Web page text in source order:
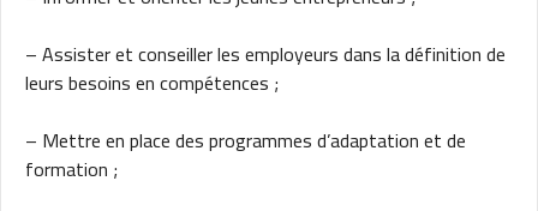
– Assister et conseiller les employeurs dans la définition de
leurs besoins en compétences ;
– Mettre en place des programmes d’adaptation et de
formation ;